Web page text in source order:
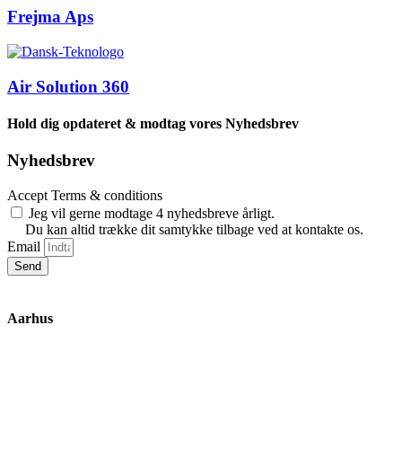
Frejma Aps
Air Solution 360
Hold dig opdateret & modtag vores Nyhedsbrev
Nyhedsbrev
Accept Terms & conditions
Jeg vil gerne modtage 4 nyhedsbreve årligt.
Du kan altid trække dit samtykke tilbage ved at kontakte os.
Email
Send
Aarhus